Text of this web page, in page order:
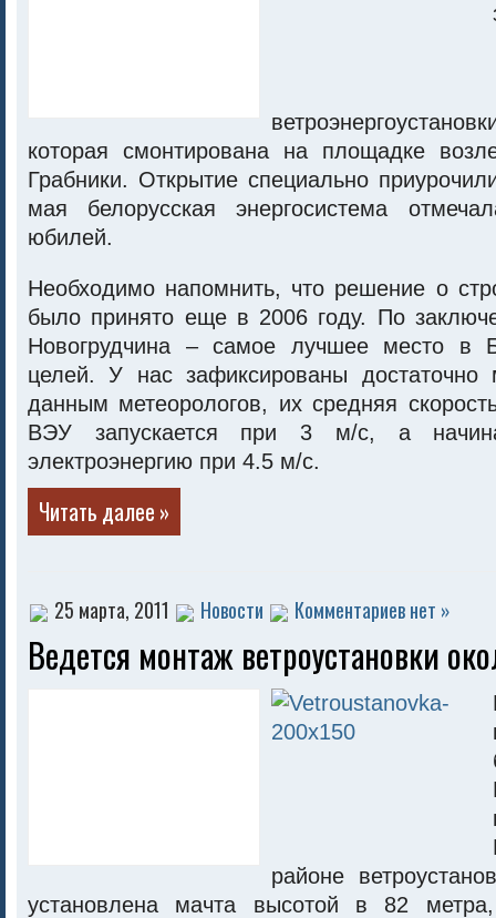
которая смонтирована на площадке
Грабники. Открытие специально
мая белорусская энергосистема
юбилей.
Необходимо напомнить, что решение о
было принято еще в 2006 году. По
Новогрудчина – самое лучшее место в
целей. У нас зафиксированы
данным метеорологов, их средняя
ВЭУ запускается при 3 м/с, а
электроэнергию при 4.5 м/с.
Читать далее »
25 марта, 2011 Новости Комментариев нет »
Ведется монтаж ветроустановки
районе
установлена мачта высотой в 82